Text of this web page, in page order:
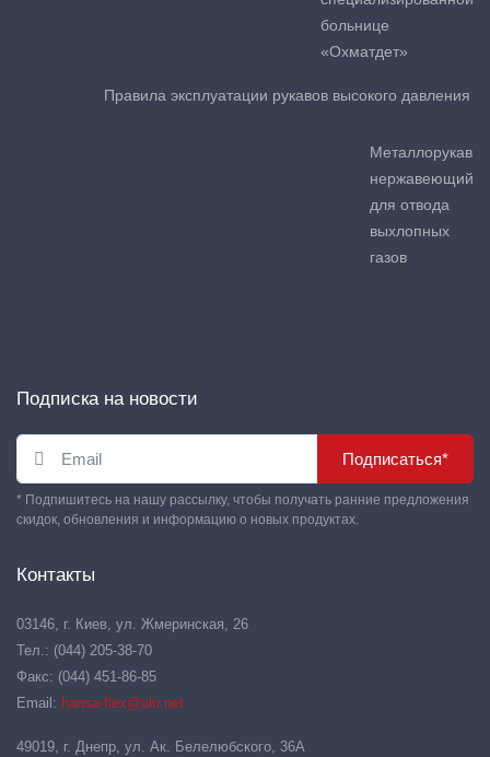
больнице
«Охматдет»
Правила эксплуатации рукавов высокого давления
Металлорукав
нержавеющий
для отвода
выхлопных
газов
Подписка на новости
Подписаться*
* Подпишитесь на нашу рассылку, чтобы получать ранние предложения
скидок, обновления и информацию о новых продуктах.
Контакты
03146, г. Киев, ул. Жмеринская, 26
Тел.: (044) 205-38-70
Факс: (044) 451-86-85
Email: hansa-flex@ukr.net
49019, г. Днепр, ул. Ак. Белелюбского, 36А